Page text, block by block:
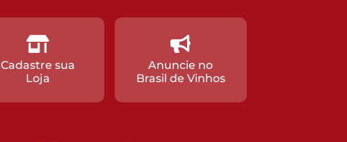
Cadastre sua
Loja
Anuncie no
Brasil de Vinhos